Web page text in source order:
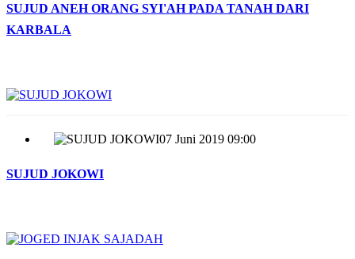
SUJUD ANEH ORANG SYI'AH PADA TANAH DARI
KARBALA
07 Juni 2019 09:00
SUJUD JOKOWI